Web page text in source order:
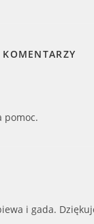
pomoc.
i gada.